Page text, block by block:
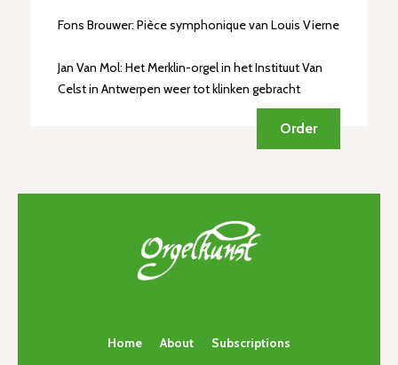
Fons Brouwer: Pièce symphonique van Louis Vierne
Jan Van Mol: Het Merklin-orgel in het Instituut Van
Celst in Antwerpen weer tot klinken gebracht
Order
Home About Subscriptions